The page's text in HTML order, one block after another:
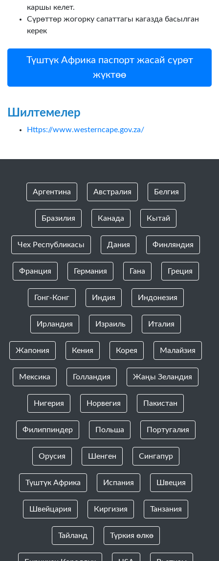
каршы келет.
Сүрөттөр жогорку сапаттагы кагазда басылган
керек
Түштүк Африка паспорт жасай сүрөт
жүктөө
Шилтемелер
Https://www.westerncape.gov.za/
Аргентина Австралия Белгия
Бразилия Канада Кытай
Чех Республикасы Дания Финляндия
Франция Германия Гана Греция
Гонг-Конг Индия Индонезия
Ирландия Израиль Италия
Жапония Кения Корея Малайзия
Мексика Голландия Жаңы Зеландия
Нигерия Норвегия Пакистан
Филиппиндер Польша Португалия
Орусия Шенген Сингапур
Түштүк Африка Испания Швеция
Швейцария Киргизия Танзания
Тайланд Түркия өлкө